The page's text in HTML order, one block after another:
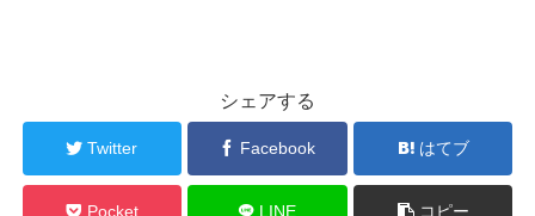
シェアする
Twitter Facebook はてブ
Pocket LINE コピー